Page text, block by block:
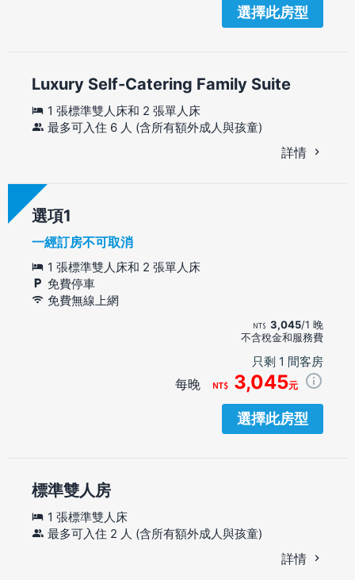
選擇此房型
Luxury Self-Catering Family Suite
1 張標準雙人床和 2 張單人床
最多可入住 6 人 (含所有額外成人與孩童)
詳情
選項
一經訂房不可取消
1 張標準雙人床和 2 張單人床
免費停車
免費無線上網
3,045/1 晚
不含稅金和服務費
只剩 1 間客房
每晚 3,045元
選擇此房型
標準雙人房
1 張標準雙人床
最多可入住 2 人 (含所有額外成人與孩童)
詳情